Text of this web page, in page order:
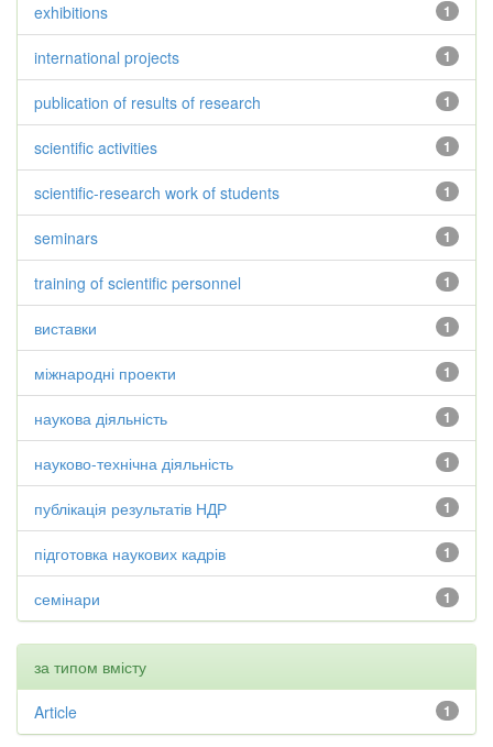
1
exhibitions
1
international projects
1
publication of results of research
1
scientific activities
1
scientific-research work of students
1
seminars
1
training of scientific personnel
1
виставки
1
міжнародні проекти
1
наукова діяльність
1
науково-технічна діяльність
1
публікація результатів НДР
1
підготовка наукових кадрів
1
семінари
за типом вмісту
1
Article